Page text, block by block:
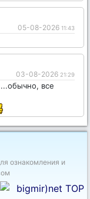
05-08-2026 11:43
03-08-2026 21:29
все
ознакомления и